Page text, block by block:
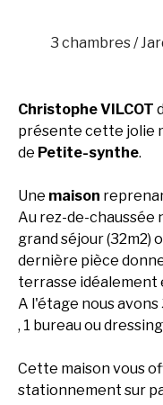
3 chambres /
Christophe VILCOT
présente cette jolie
de Petite-synthe.
Une maison
Au rez-de-chaussée
grand séjour (32m2)
dernière pièce
terrasse idéalement
A l'étage nous avons
, 1 bureau ou
Cette maison vous
stationnement sur